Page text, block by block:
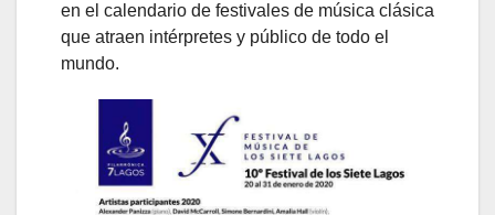
en el calendario de festivales de música clásica
que atraen intérpretes y público de todo el
mundo.